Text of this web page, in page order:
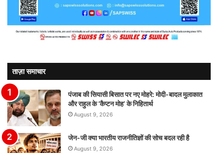
ताज़ा समाचार
पंजाब की सियासी बिसात पर नए मोहरे: मोदी-बादल मुलाकात
और राहुल के ‘कैप्टन मोह’ के निहितार्थ
August 9, 2026
जेन-जी क्या भारतीय राजनीतिज्ञों की सोच बदल रही है
August 9, 2026